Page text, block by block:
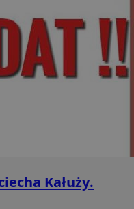
Kałuży.